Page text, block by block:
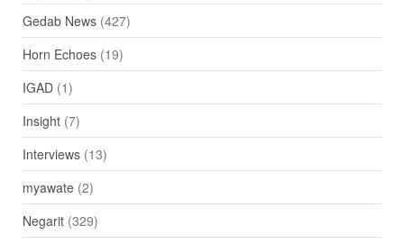
Gedab News(427)
Horn Echoes(19)
IGAD(1)
Insight(7)
Interviews(13)
myawate(2)
Negarit(329)